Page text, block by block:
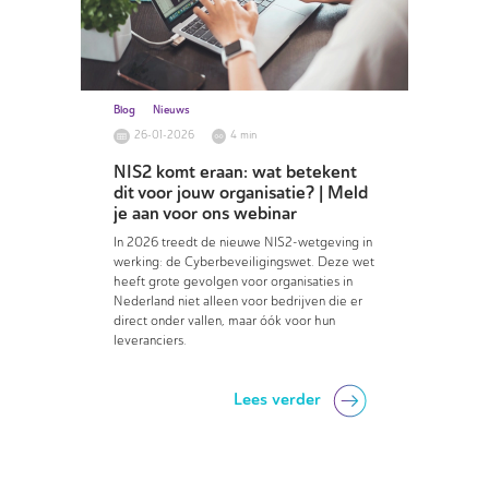
Blog
Nieuws
26-01-2026
4 min
NIS2 komt eraan: wat betekent
dit voor jouw organisatie? | Meld
je aan voor ons webinar
In 2026 treedt de nieuwe NIS2-wetgeving in
werking: de Cyberbeveiligingswet. Deze wet
heeft grote gevolgen voor organisaties in
Nederland niet alleen voor bedrijven die er
direct onder vallen, maar óók voor hun
leveranciers.
Lees verder